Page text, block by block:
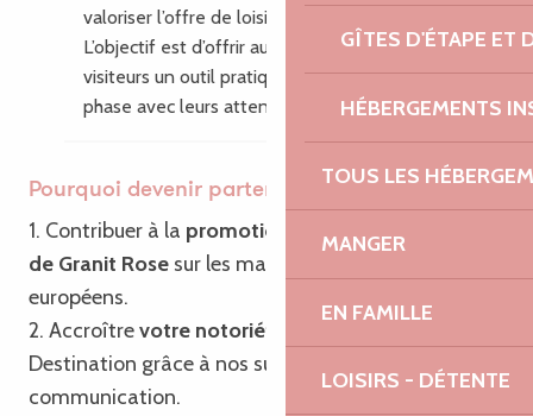
GÎTES D'ÉTAPE ET
HÉBERGEMENTS
TOUS LES
MANGER
EN FAMILLE
LOISIRS - DÉTENTE
valoriser l’offre de loisirs du territoire.
L’objectif est d’offrir aux habitants et aux
visiteurs un outil pratique, inspirant, en
phase avec leurs attentes.
Pourquoi devenir partenaire ?
1. Contribuer à la promotion de Bretagne – Côte
de Granit Rose sur les marchés français et
européens.
2. Accroîtrevotre notoriété
Destination grâce à nos supports de
communication.